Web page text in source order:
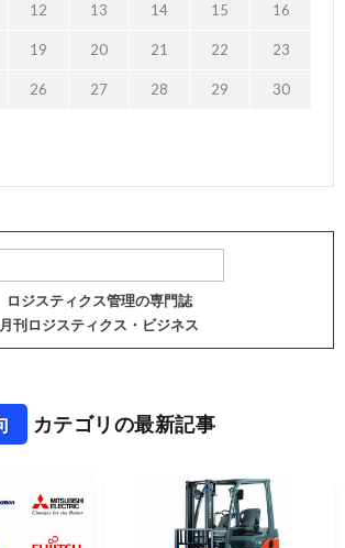
12 13 14 15 16
19 20 21 22 23
26 27 28 29 30
ロジスティクス管理の専門誌
月刊ロジスティクス・ビジネス
カテゴリの最新記事